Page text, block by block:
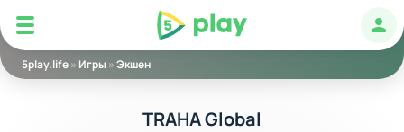
5play
5play.life» Игры »Экшен
TRAHA Global